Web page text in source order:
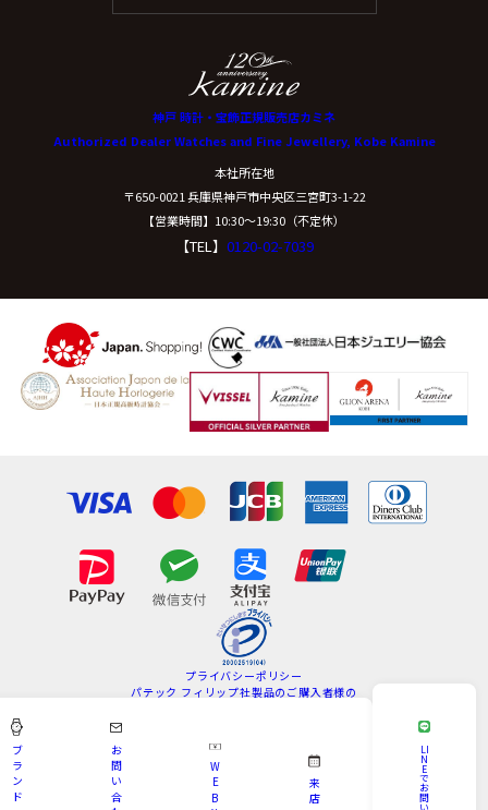
神戸 時計・宝飾正規販売店カミネ
Authorized Dealer Watches and Fine Jewellery, Kobe Kamine
本社所在地
〒650-0021 兵庫県神戸市中央区三宮町3-1-22
【営業時間】10:30〜19:30（不定休）
【TEL】 0120-02-7039
プライバシーポリシー
パテック フィリップ社製品のご購入者様の
サイトマップ
Copyright © KAMINE All Rights Reserved.
ブ
ラ
ン
ド
お
問
い
合
W
E
B
来
店
LI
N
E
で
お
問
い